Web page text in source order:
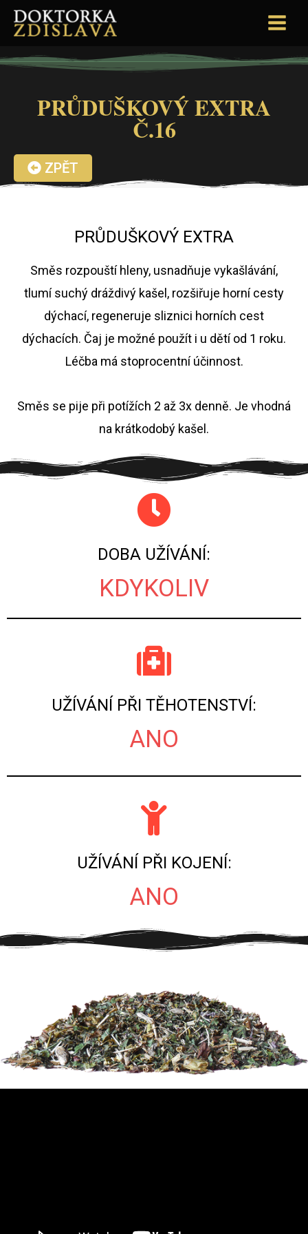
PRŮDUŠKOVÝ EXTRA
Č.16
ZPĚT
PRŮDUŠKOVÝ EXTRA
Směs rozpouští hleny, usnadňuje vykašlávání,
tlumí suchý dráždivý kašel, rozšiřuje horní cesty
dýchací, regeneruje sliznici horních cest
dýchacích. Čaj je možné použít i u dětí od 1 roku.
Léčba má stoprocentní účinnost.
Směs se pije při potížích 2 až 3x denně. Je vhodná
na krátkodobý kašel.
DOBA UŽÍVÁNÍ:
KDYKOLIV
UŽÍVÁNÍ PŘI TĚHOTENSTVÍ:
ANO
UŽÍVÁNÍ PŘI KOJENÍ:
ANO